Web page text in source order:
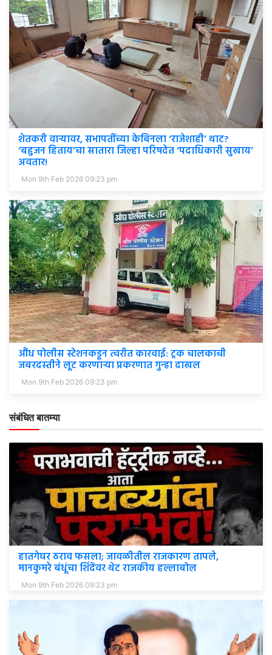
शेतकरी वाऱ्यावर, सभापतींच्या केबिनला ‘राजेशाही’ थाट?
‘बहुजन हिताय’चा सातारा जिल्हा परिषदेत ‘पदाधिकारी सुखाय’
अवतार!
Mon 9th Feb 2026 09:23 pm
औंध पोलीस स्टेशनकडून त्वरीत कारवाई: ट्रक चालकाची
जबरदस्तीने लूट करणाऱ्या प्रकरणात गुन्हा दाखल
Mon 9th Feb 2026 09:23 pm
संबंधित बातम्या
हातगेघर ठराव फसला; जावळीतील राजकारण तापले,
मानकुमरे बंधूंचा शिंदेंवर थेट राजकीय हल्लाबोल
Mon 9th Feb 2026 09:23 pm